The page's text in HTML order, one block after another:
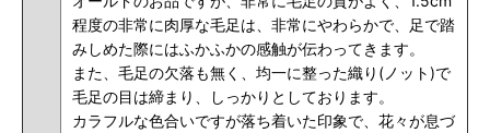
程度の非常に肉厚な毛足は、非常にやわらかで、
足で踏
みしめた際にはふかふかの感触が伝わってきます。
また、毛足の欠落も無く、均一に整った織り(ノット)で
毛足の目は締まり、しっかりとしております。
カラフルな色合いですが落ち着いた印象で、花々が息づ